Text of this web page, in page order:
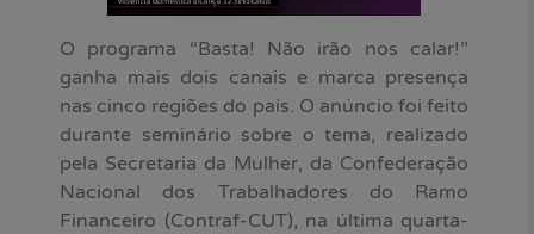
O programa “Basta! Não irão nos calar!”
ganha mais dois canais e marca presença
nas cinco regiões do país. O anúncio foi feito
durante seminário sobre o tema, realizado
pela Secretaria da Mulher, da Confederação
Nacional dos Trabalhadores do Ramo
Financeiro (Contraf-CUT), na última quarta-